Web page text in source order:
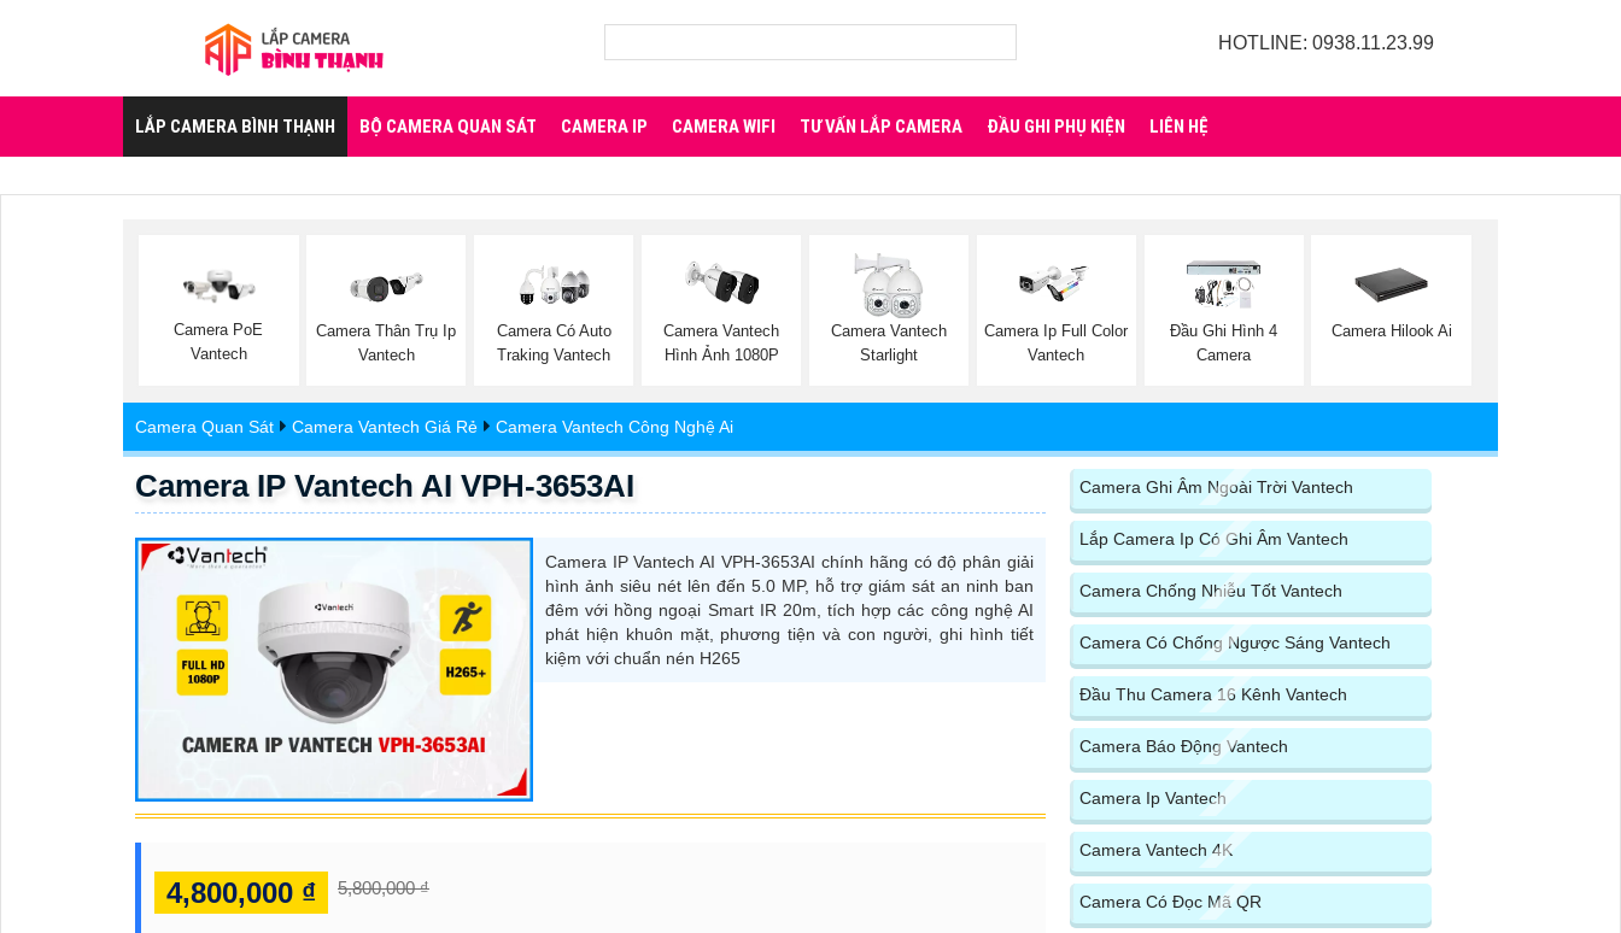
HOTLINE: 0938.11.23.99
LẮP CAMERA BÌNH THẠNH BỘ CAMERA QUAN SÁT CAMERA IP CAMERA WIFI TƯ VẤN LẮP CAMERA ĐẦU GHI PHỤ KIỆN LIÊN HỆ
Camera PoE
Vantech
Camera Thân Trụ Ip
Vantech
Camera Có Auto
Traking Vantech
Camera Vantech
Hình Ảnh 1080P
Camera Vantech
Starlight
Camera Ip Full Color
Vantech
Đầu Ghi Hình 4
Camera
Camera Hilook Ai
Camera Quan Sát Camera Vantech Giá Rẻ Camera Vantech Công Nghệ Ai
Camera IP Vantech AI VPH-3653AI
Camera IP Vantech AI VPH-3653AI chính hãng có độ phân giải
hình ảnh siêu nét lên đến 5.0 MP, hỗ trợ giám sát an ninh ban
đêm với hồng ngoại Smart IR 20m, tích hợp các công nghệ AI
phát hiện khuôn mặt, phương tiện và con người, ghi hình tiết
kiệm với chuẩn nén H265
4,800,000 ₫ 5,800,000 ₫
Camera Ghi Âm Ngoài Trời Vantech
Lắp Camera Ip Có Ghi Âm Vantech
Camera Chống Nhiễu Tốt Vantech
Camera Có Chống Ngược Sáng Vantech
Đầu Thu Camera 16 Kênh Vantech
Camera Báo Động Vantech
Camera Ip Vantech
Camera Vantech 4K
Camera Có Đọc Mã QR